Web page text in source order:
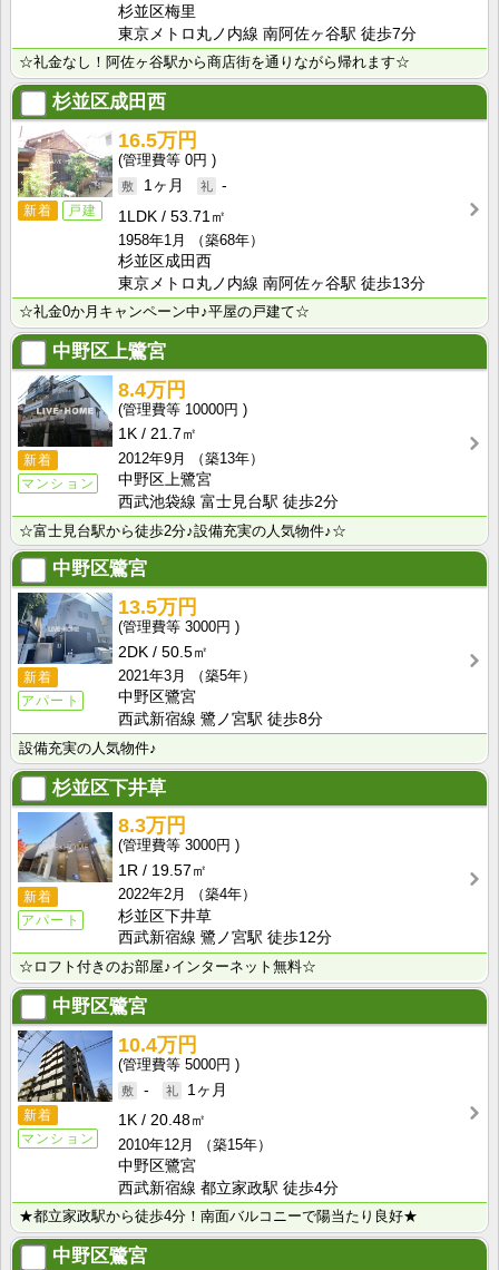
杉並区梅里
東京メトロ丸ノ内線 南阿佐ヶ谷駅 徒歩7分
☆礼金なし！阿佐ヶ谷駅から商店街を通りながら帰れます☆
杉並区成田西
新着 戸建
16.5万円
0円
1ヶ月
-
1LDK
53.71㎡
1958年1月
（築68年）
杉並区成田西
東京メトロ丸ノ内線 南阿佐ヶ谷駅 徒歩13分
☆礼金0か月キャンペーン中♪平屋の戸建て☆
中野区上鷺宮
新着
マンション
8.4万円
10000円
1K
21.7㎡
2012年9月
（築13年）
中野区上鷺宮
西武池袋線 富士見台駅 徒歩2分
☆富士見台駅から徒歩2分♪設備充実の人気物件♪☆
中野区鷺宮
新着
アパート
13.5万円
3000円
2DK
50.5㎡
2021年3月
（築5年）
中野区鷺宮
西武新宿線 鷺ノ宮駅 徒歩8分
設備充実の人気物件♪
杉並区下井草
新着
アパート
8.3万円
3000円
1R
19.57㎡
2022年2月
（築4年）
杉並区下井草
西武新宿線 鷺ノ宮駅 徒歩12分
☆ロフト付きのお部屋♪インターネット無料☆
中野区鷺宮
新着
マンション
10.4万円
5000円
-
1ヶ月
1K
20.48㎡
2010年12月
（築15年）
中野区鷺宮
西武新宿線 都立家政駅 徒歩4分
★都立家政駅から徒歩4分！南面バルコニーで陽当たり良好★
中野区鷺宮